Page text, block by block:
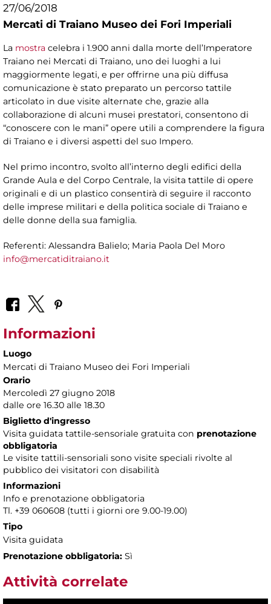
27/06/2018
Mercati di Traiano Museo dei Fori Imperiali
La mostra celebra i 1.900 anni dalla morte dell’Imperatore
Traiano nei Mercati di Traiano, uno dei luoghi a lui
maggiormente legati, e per offrirne una più diffusa
comunicazione è stato preparato un percorso tattile
articolato in due visite alternate che, grazie alla
collaborazione di alcuni musei prestatori, consentono di
“conoscere con le mani” opere utili a comprendere la figura
di Traiano e i diversi aspetti del suo Impero.
Nel primo incontro, svolto all’interno degli edifici della
Grande Aula e del Corpo Centrale, la visita tattile di opere
originali e di un plastico consentirà di seguire il racconto
delle imprese militari e della politica sociale di Traiano e
delle donne della sua famiglia.
Referenti: Alessandra Balielo; Maria Paola Del Moro
info@mercatiditraiano.it
Informazioni
Luogo
Mercati di Traiano Museo dei Fori Imperiali
Orario
Mercoledì 27 giugno 2018
dalle ore 16.30 alle 18.30
Biglietto d'ingresso
Visita guidata tattile-sensoriale gratuita con prenotazione
obbligatoria
Le visite tattili-sensoriali sono visite speciali rivolte al
pubblico dei visitatori con disabilità
Informazioni
Info e prenotazione obbligatoria
Tl. +39 060608 (tutti i giorni ore 9.00-19.00)
Tipo
Visita guidata
Prenotazione obbligatoria: Sì
Attività correlate